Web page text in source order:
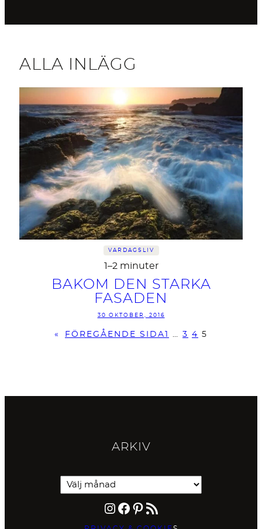
ALLA INLÄGG
VARDAGSLIV
1–2 minuter
BAKOM DEN STARKA
FASADEN
30 OKTOBER, 2016
« FÖREGÅENDE SIDA … 3 4 5
ARKIV
Instagram Facebook Pinterest RSS-flöde